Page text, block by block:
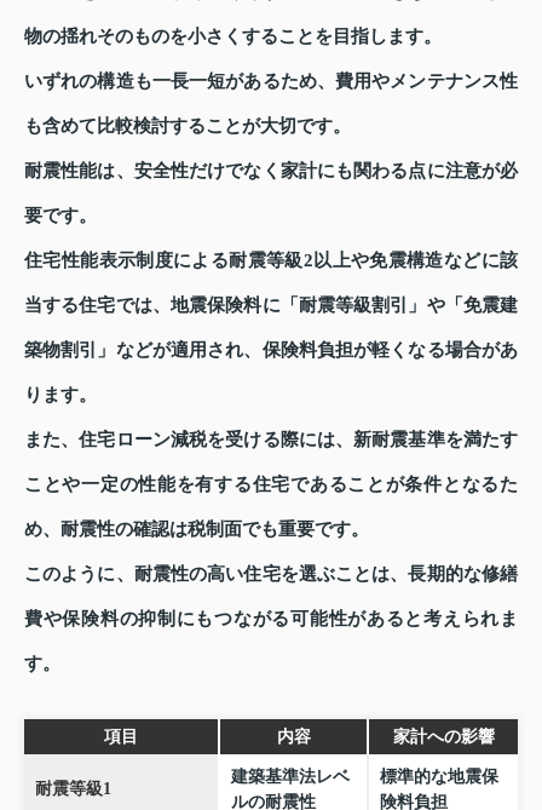
物の揺れそのものを小さくすることを目指します。
いずれの構造も一長一短があるため、費用やメンテナンス性
も含めて比較検討することが大切です。
耐震性能は、安全性だけでなく家計にも関わる点に注意が必
要です。
住宅性能表示制度による耐震等級2以上や免震構造などに該
当する住宅では、地震保険料に「耐震等級割引」や「免震建
築物割引」などが適用され、保険料負担が軽くなる場合があ
ります。
また、住宅ローン減税を受ける際には、新耐震基準を満たす
ことや一定の性能を有する住宅であることが条件となるた
め、耐震性の確認は税制面でも重要です。
このように、耐震性の高い住宅を選ぶことは、長期的な修繕
費や保険料の抑制にもつながる可能性があると考えられま
す。
項目 内容 家計への影響
耐震等級1
建築基準法レベ
ルの耐震性
標準的な地震保
険料負担